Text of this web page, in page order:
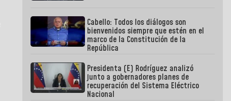
Cabello: Todos los diálogos son
bienvenidos siempre que estén en el
marco de la Constitución de la
República
Presidenta (E) Rodríguez analizó
junto a gobernadores planes de
recuperación del Sistema Eléctrico
Nacional